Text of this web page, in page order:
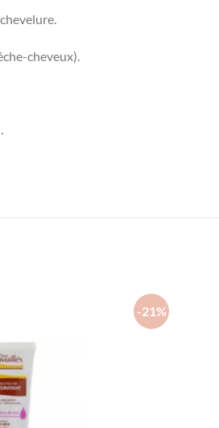
cheveux).
-21%